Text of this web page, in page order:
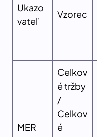
Ukazo
vateľ
Vzorec
MER
Celkov
é tržby
/
Celkov
é